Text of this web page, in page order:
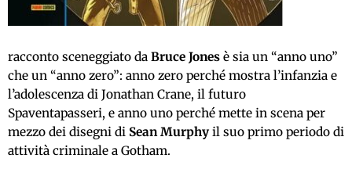
racconto sceneggiato da Bruce Jones è sia un “anno uno”
che un “anno zero”: anno zero perché mostra l’infanzia e
l’adolescenza di Jonathan Crane, il futuro
Spaventapasseri, e anno uno perché mette in scena per
mezzo dei disegni di Sean Murphy il suo primo periodo di
attività criminale a Gotham.